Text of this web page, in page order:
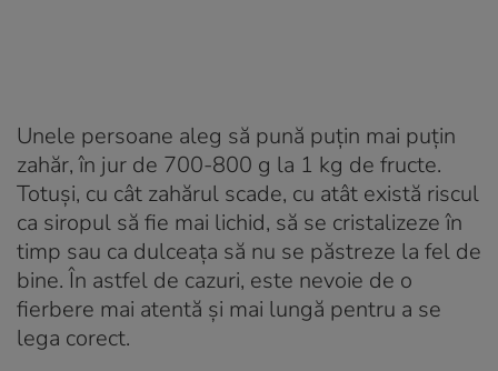
Unele persoane aleg să pună puțin mai puțin
zahăr, în jur de 700-800 g la 1 kg de fructe.
Totuși, cu cât zahărul scade, cu atât există riscul
ca siropul să fie mai lichid, să se cristalizeze în
timp sau ca dulceața să nu se păstreze la fel de
bine. În astfel de cazuri, este nevoie de o
fierbere mai atentă și mai lungă pentru a se
lega corect.